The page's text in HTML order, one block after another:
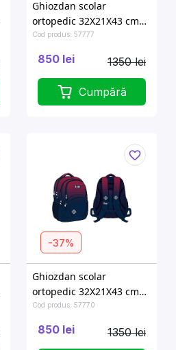
Ghiozdan scolar
ortopedic 32X21X43 cm
Game Zone
Cod produs: 57777
850 lei 1350 lei
Cumpără
-37%
Ghiozdan scolar
ortopedic 32X21X43 cm
Burgund Gradient
Cod produs: 57770
850 lei 1350 lei